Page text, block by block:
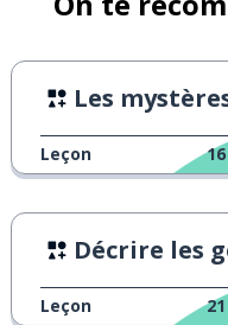
Les mystères de
Leçon 16
Décrire les
Leçon 21